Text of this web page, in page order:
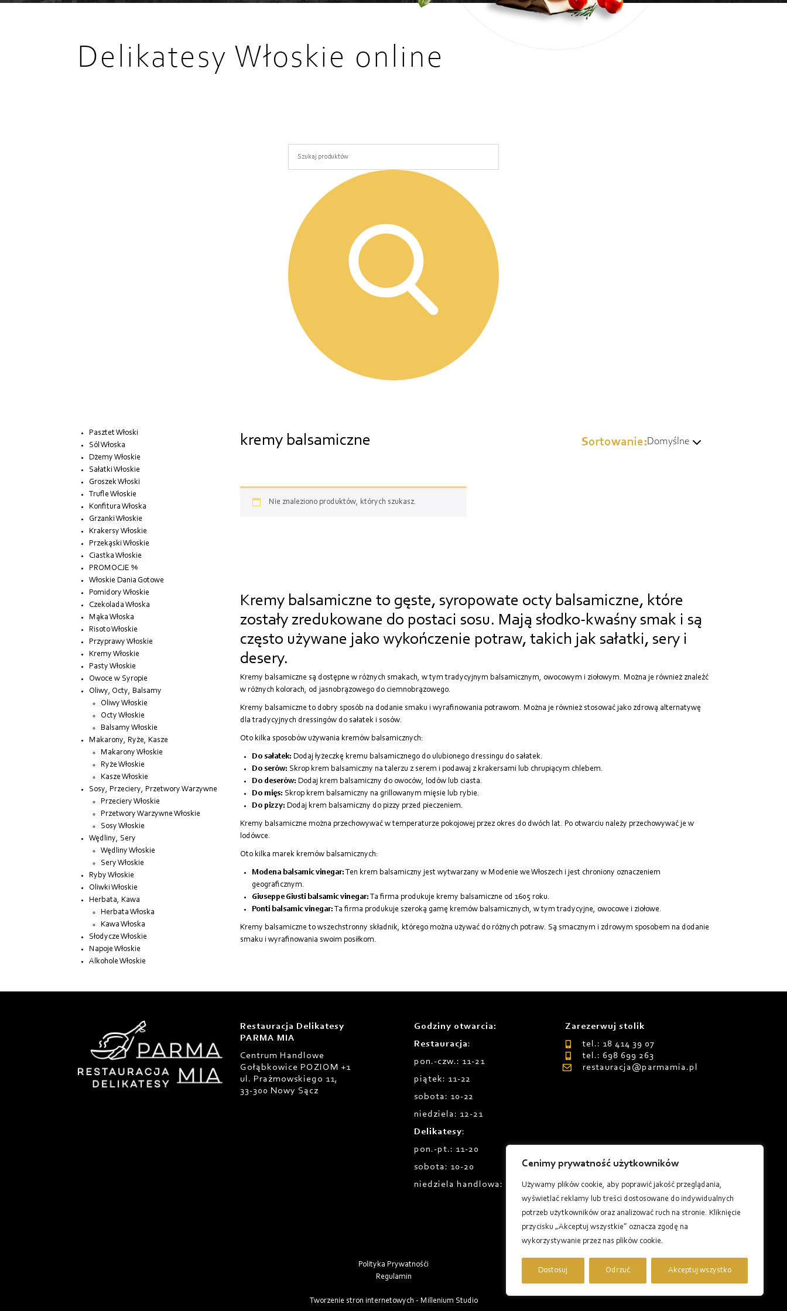
Cenimy prywatność użytkowników
Używamy plików cookie, aby poprawić jakość przeglądania,
wyświetlać reklamy lub treści dostosowane do indywidualnych
potrzeb użytkowników oraz analizować ruch na stronie. Kliknięcie
przycisku „Akceptuj wszystkie” oznacza zgodę na
wykorzystywanie przez nas plików cookie.
Dostosuj Odrzuć Akceptuj wszystko
Delikatesy Włoskie online
Pasztet Włoski
Sól Włoska
Dżemy Włoskie
Sałatki Włoskie
Groszek Włoski
Trufle Włoskie
Konfitura Włoska
Grzanki Włoskie
Krakersy Włoskie
Przekąski Włoskie
Ciastka Włoskie
PROMOCJE %
Włoskie Dania Gotowe
Pomidory Włoskie
Czekolada Włoska
Mąka Włoska
Risoto Włoskie
Przyprawy Włoskie
Kremy Włoskie
Pasty Włoskie
Owoce w Syropie
Oliwy, Octy, Balsamy
Oliwy Włoskie
Octy Włoskie
Balsamy Włoskie
Makarony, Ryże, Kasze
Makarony Włoskie
Ryże Włoskie
Kasze Włoskie
Sosy, Przeciery, Przetwory Warzywne
Przeciery Włoskie
Przetwory Warzywne Włoskie
Sosy Włoskie
Wędliny, Sery
Wędliny Włoskie
Sery Włoskie
Ryby Włoskie
Oliwki Włoskie
Herbata, Kawa
Herbata Włoska
Kawa Włoska
Słodycze Włoskie
Napoje Włoskie
Alkohole Włoskie
kremy balsamiczne Sortowanie:Domyślne
Nie znaleziono produktów, których szukasz.
Kremy balsamiczne to gęste, syropowate octy balsamiczne, które
zostały zredukowane do postaci sosu. Mają słodko-kwaśny smak i są
często używane jako wykończenie potraw, takich jak sałatki, sery i
desery.
Kremy balsamiczne są dostępne w różnych smakach, w tym tradycyjnym balsamicznym, owocowym i ziołowym. Można je również znaleźć
w różnych kolorach, od jasnobrązowego do ciemnobrązowego.
Kremy balsamiczne to dobry sposób na dodanie smaku i wyrafinowania potrawom. Można je również stosować jako zdrową alternatywę
dla tradycyjnych dressingów do sałatek i sosów.
Oto kilka sposobów używania kremów balsamicznych:
Do sałatek: Dodaj łyżeczkę kremu balsamicznego do ulubionego dressingu do sałatek.
Do serów: Skrop krem balsamiczny na talerzu z serem i podawaj z krakersami lub chrupiącym chlebem.
Do deserów: Dodaj krem balsamiczny do owoców, lodów lub ciasta.
Do mięs: Skrop krem balsamiczny na grillowanym mięsie lub rybie.
Do pizzy: Dodaj krem balsamiczny do pizzy przed pieczeniem.
Kremy balsamiczne można przechowywać w temperaturze pokojowej przez okres do dwóch lat. Po otwarciu należy przechowywać je w
lodówce.
Oto kilka marek kremów balsamicznych:
Modena balsamic vinegar: Ten krem balsamiczny jest wytwarzany w Modenie we Włoszech i jest chroniony oznaczeniem
geograficznym.
Giuseppe Giusti balsamic vinegar: Ta firma produkuje kremy balsamiczne od 1605 roku.
Ponti balsamic vinegar: Ta firma produkuje szeroką gamę kremów balsamicznych, w tym tradycyjne, owocowe i ziołowe.
Kremy balsamiczne to wszechstronny składnik, którego można używać do różnych potraw. Są smacznym i zdrowym sposobem na dodanie
smaku i wyrafinowania swoim posiłkom.
Restauracja Delikatesy
PARMA MIA
Centrum Handlowe
Gołąbkowice POZIOM +1
ul. Prażmowskiego 11,
33-300 Nowy Sącz
Godziny otwarcia:
Restauracja:
pon.-czw.: 11-21
piątek: 11-22
sobota: 10-22
niedziela: 12-21
Delikatesy:
pon.-pt.: 11-20
sobota: 10-20
niedziela handlowa: 12-18
Zarezerwuj stolik
tel.: 18 414 39 07
tel.: 698 699 263
restauracja@parmamia.pl
Polityka Prywatnośći
Regulamin
Tworzenie stron internetowych - Millenium Studio